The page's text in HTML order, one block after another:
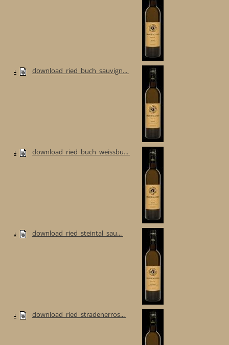
download_ried_buch_sauvign...
download_ried_buch_weissbu...
download_ried_steintal_sau...
download_ried_stradenerros...